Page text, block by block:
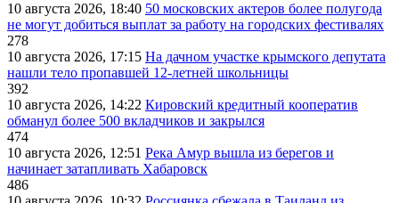
10 августа 2026, 18:40 50 московских актеров более полугода
не могут добиться выплат за работу на городских фестивалях
278
10 августа 2026, 17:15 На дачном участке крымского депутата
нашли тело пропавшей 12-летней школьницы
392
10 августа 2026, 14:22 Кировский кредитный кооператив
обманул более 500 вкладчиков и закрылся
474
10 августа 2026, 12:51 Река Амур вышла из берегов и
начинает затапливать Хабаровск
486